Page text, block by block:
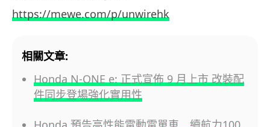
https://mewe.com/p/unwirehk
相關文章:
Honda N-ONE e: 正式宣佈 9 月上市 改裝配
件同步登場強化實用性